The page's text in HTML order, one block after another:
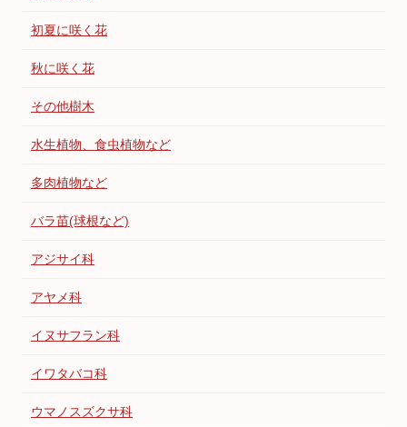
初夏に咲く花
秋に咲く花
その他樹木
水生植物、食虫植物など
多肉植物など
バラ苗(球根など)
アジサイ科
アヤメ科
イヌサフラン科
イワタバコ科
ウマノスズクサ科